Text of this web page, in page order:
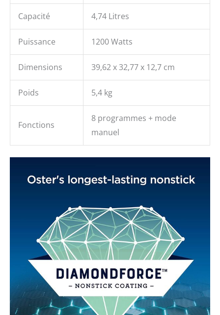
Capacité 4,74 Litres
Puissance 1200 Watts
Dimensions 39,62 x 32,77 x 12,7 cm
Poids 5,4 kg
Fonctions
8 programmes + mode
manuel